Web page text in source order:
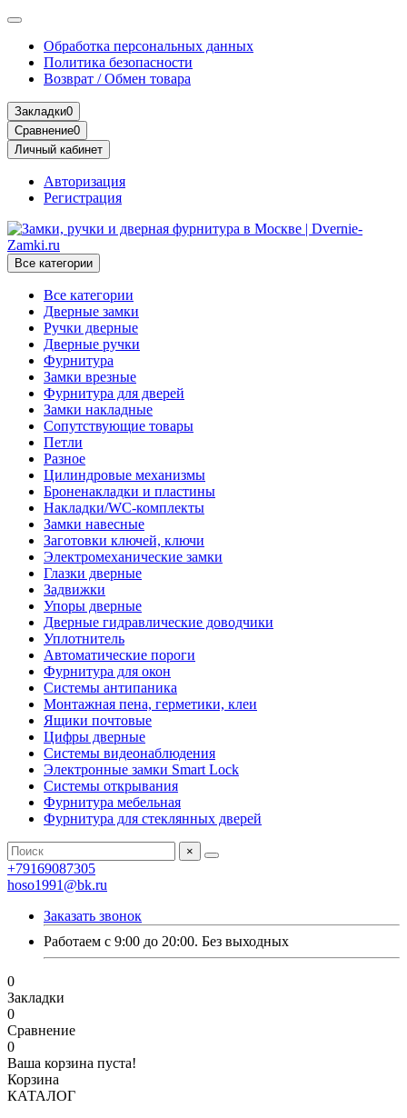
Обработка персональных данных
Политика безопасности
Возврат / Обмен товара
Закладки0
Сравнение0
Личный кабинет
Авторизация
Регистрация
Все категории
Все категории
Дверные замки
Ручки дверные
Дверные ручки
Фурнитура
Замки врезные
Фурнитура для дверей
Замки накладные
Сопутствующие товары
Петли
Разное
Цилиндровые механизмы
Броненакладки и пластины
Накладки/WC-комплекты
Замки навесные
Заготовки ключей, ключи
Электромеханические замки
Глазки дверные
Задвижки
Упоры дверные
Дверные гидравлические доводчики
Уплотнитель
Автоматические пороги
Фурнитура для окон
Системы антипаника
Монтажная пена, герметики, клеи
Ящики почтовые
Цифры дверные
Системы видеонаблюдения
Электронные замки Smart Lock
Системы открывания
Фурнитура мебельная
Фурнитура для стеклянных дверей
×
+79169087305
hoso1991@bk.ru
Заказать звонок
Работаем с 9:00 до 20:00. Без выходных
0
Закладки
0
Сравнение
0
Ваша корзина пуста!
Корзина
КАТАЛОГ